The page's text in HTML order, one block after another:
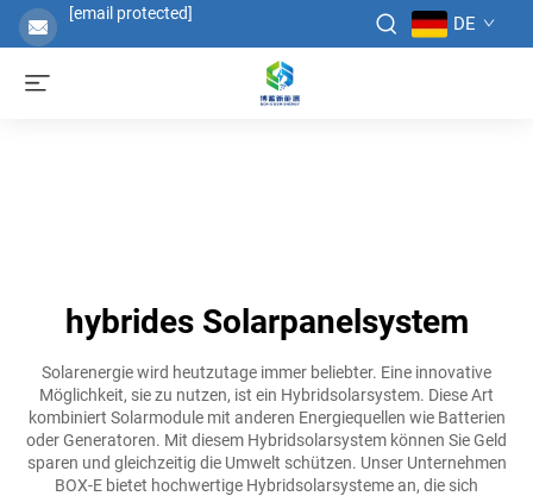
[email protected] DE
hybrides Solarpanelsystem
Solarenergie wird heutzutage immer beliebter. Eine innovative
Möglichkeit, sie zu nutzen, ist ein Hybridsolarsystem. Diese Art
kombiniert Solarmodule mit anderen Energiequellen wie Batterien
oder Generatoren. Mit diesem Hybridsolarsystem können Sie Geld
sparen und gleichzeitig die Umwelt schützen. Unser Unternehmen
BOX-E bietet hochwertige Hybridsolarsysteme an, die sich